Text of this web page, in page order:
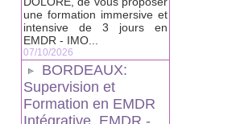
une formation immersive et
intensive de 3 jours en
EMDR - IMO...
07/10/2026
BORDEAUX:
Supervision et
Formation en EMDR